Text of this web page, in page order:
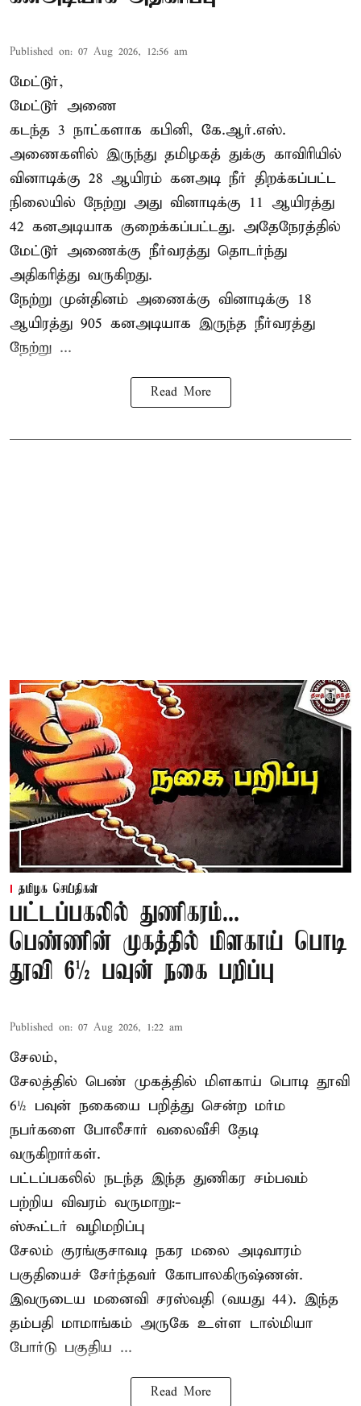
Published on: 07 Aug 2026, 12:56 am
மேட்டூர்,
மேட்டூர் அணை
கடந்த 3 நாட்களாக கபினி, கே.ஆர்.எஸ்.
அணைகளில் இருந்து தமிழகத் துக்கு காவிரியில்
வினாடிக்கு 28 ஆயிரம் கனஅடி நீர் திறக்கப்பட்ட
நிலையில் நேற்று அது வினாடிக்கு 11 ஆயிரத்து
42 கனஅடியாக குறைக்கப்பட்டது. அதேநேரத்தில்
மேட்டூர் அணைக்கு நீர்வரத்து தொடர்ந்து
அதிகரித்து வருகிறது.
நேற்று முன்தினம் அணைக்கு வினாடிக்கு 18
ஆயிரத்து 905 கனஅடியாக இருந்த நீர்வரத்து
நேற்று ...
Read More
தமிழக செய்திகள்
பட்டப்பகலில் துணிகரம்...
பெண்ணின் முகத்தில் மிளகாய் பொடி
தூவி 6½ பவுன் நகை பறிப்பு
Published on: 07 Aug 2026, 1:22 am
சேலம்,
சேலத்தில் பெண் முகத்தில் மிளகாய் பொடி தூவி
6½ பவுன் நகையை பறித்து சென்ற மர்ம
நபர்களை போலீசார் வலைவீசி தேடி
வருகிறார்கள்.
பட்டப்பகலில் நடந்த இந்த துணிகர சம்பவம்
பற்றிய விவரம் வருமாறு:-
ஸ்கூட்டர் வழிமறிப்பு
சேலம் குரங்குசாவடி நகர மலை அடிவாரம்
பகுதியைச் சேர்ந்தவர் கோபாலகிருஷ்ணன்.
இவருடைய மனைவி சரஸ்வதி (வயது 44). இந்த
தம்பதி மாமாங்கம் அருகே உள்ள டால்மியா
போர்டு பகுதிய ...
Read More